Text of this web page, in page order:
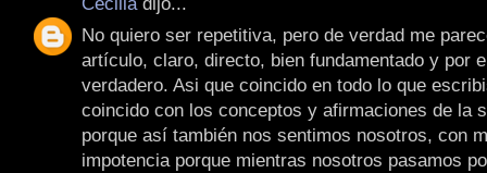
No quiero ser repetitiva, pero de verdad me
artículo, claro, directo, bien fundamentado y por
verdadero. Asi que coincido en todo lo que
coincido con los conceptos y afirmaciones de la
porque así también nos sentimos nosotros, con
impotencia porque mientras nosotros pasamos